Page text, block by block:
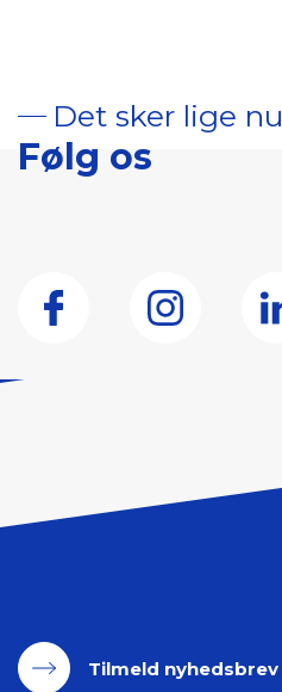
Det sker lige nu
Følg os
Tilmeld nyhedsbrev